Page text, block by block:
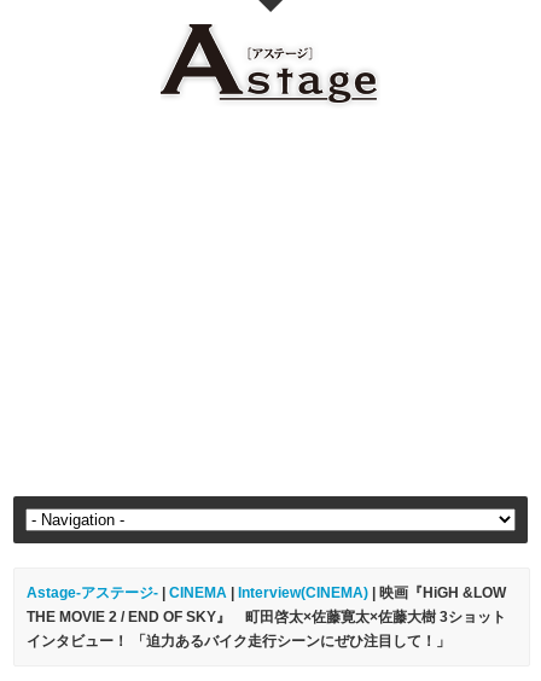
Astage-アステージ- |CINEMA Interview(CINEMA) | 映画『HiGH &LOW
THE MOVIE 2 / END OF SKY』 町田啓太×佐藤寛太×佐藤大樹 3ショット
インタビュー！ 「迫力あるバイク走行シーンにぜひ注目して！」